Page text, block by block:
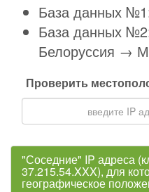
База данных
База данных
Белоруссия →
Проверить
"Соседние" IP адреса
37.215.54.XXX), для
географическое